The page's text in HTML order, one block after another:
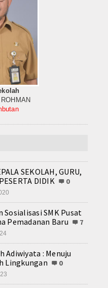
SEKOLAH, GURU,
DIDIK
0
Sosialisasi SMK Pusat
Pemadanan Baru
7
Adiwiyata : Menuju
Lingkungan
0